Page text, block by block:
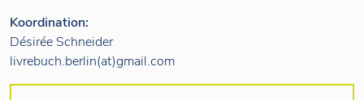
Koordination:
Désirée Schneider
livrebuch.berlin(at)gmail.com